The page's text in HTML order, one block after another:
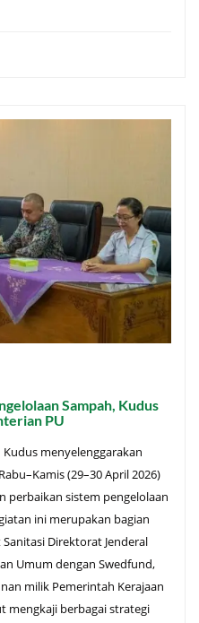
Sampah, Kudus
PU
menyelenggarakan
(29–30 April 2026)
perbaikan sistem pengelolaan
ini merupakan bagian
Direktorat Jenderal
Umum dengan Swedfund,
milik Pemerintah Kerajaan
mengkaji berbagai strategi